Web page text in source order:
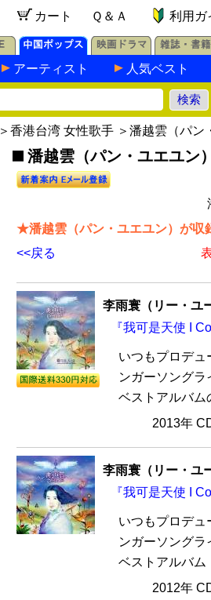
カート Ｑ＆Ａ 利用ガ
アーティスト 人気ベスト
＞ 香港台湾 女性歌手 ＞潘越雲（パン
潘越雲（パン・ユエユン
★潘越雲（パン・ユエユン）が収
<<戻る
李雨寰（リー・ユ
『我可是天使 I
いつもプロデュ
ンガーソング
ベストアルバム
2013年
李雨寰（リー・ユ
『我可是天使 I
いつもプロデュ
ンガーソング
ベストアルバム
2012年